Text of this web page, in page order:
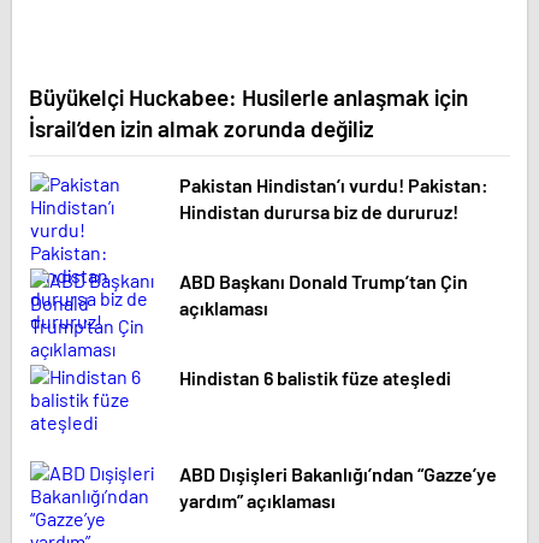
Büyükelçi Huckabee: Husilerle anlaşmak için
İsrail’den izin almak zorunda değiliz
Pakistan Hindistan’ı vurdu! Pakistan:
Hindistan durursa biz de dururuz!
ABD Başkanı Donald Trump’tan Çin
açıklaması
Hindistan 6 balistik füze ateşledi
ABD Dışişleri Bakanlığı’ndan “Gazze’ye
yardım” açıklaması